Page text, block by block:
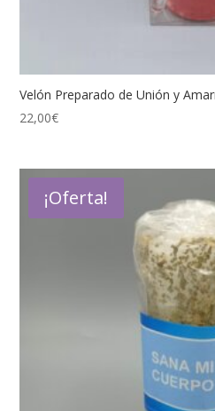
Velón Preparado de Unión y
22,00€
¡Oferta!